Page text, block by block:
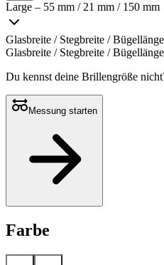
Large – 55 mm / 21 mm / 150 mm
Glasbreite / Stegbreite / Bügellänge
Glasbreite / Stegbreite / Bügellänge
Du kennst deine Brillengröße
Messung starten
Farbe